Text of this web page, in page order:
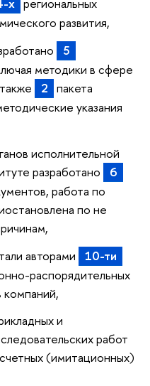
х региональных
развития,
5
методики в сфере
2 пакета
указания
исполнительной
разработано
6
работа по
по не
авторами
10-ти
распорядительных
и
работ
(имитационных)